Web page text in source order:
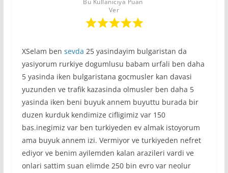
Bu Kullanıcıya Puan
Ver
XSelam ben sevda 25 yasindayim bulgaristan da
yasiyorum rurkiye dogumlusu babam urfali ben daha
5 yasinda iken bulgaristana gocmusler kan davasi
yuzunden ve trafik kazasinda olmusler ben daha 5
yasinda iken beni buyuk annem buyuttu burada bir
duzen kurduk kendimize cifligimiz var 150
bas.inegimiz var ben turkiyeden ev almak istoyorum
ama buyuk annem izi. Vermiyor ve turkiyeden nefret
ediyor ve benim ayilemden kalan arazileri vardi ve
onlari sattim suan elimde 250 bin evro var neolur